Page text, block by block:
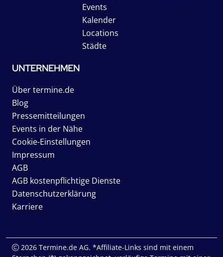
Events
Kalender
Locations
Städte
UNTERNEHMEN
Über termine.de
Blog
Pressemitteilungen
Events in der Nähe
Cookie-Einstellungen
Impressum
AGB
AGB kostenpflichtige Dienste
Datenschutzerklärung
Karriere
2026 Termine.de AG. *Affiliate-Links sind mit einem